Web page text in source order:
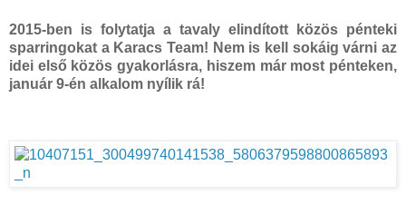
2015-ben is folytatja a tavaly elindított közös pénteki
sparringokat a Karacs Team! Nem is kell sokáig várni az
idei első közös gyakorlásra, hiszem már most pénteken,
január 9-én alkalom nyílik rá!